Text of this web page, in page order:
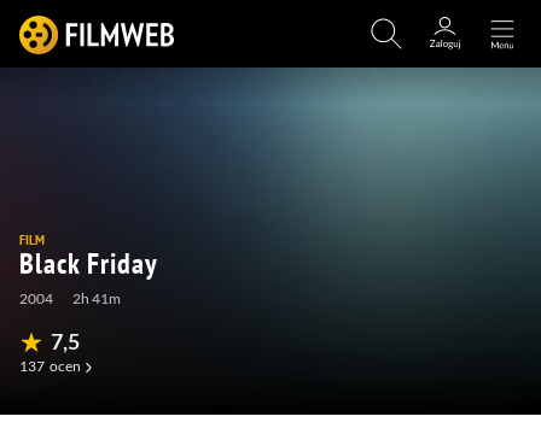
FILM
Black Friday
2004 2h 41m
7,5
137 ocen